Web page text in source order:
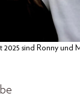
2025 sind Ronny und